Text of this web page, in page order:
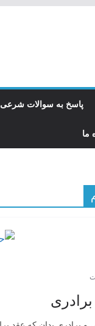
پاسخ به سوالات شرعی
ما